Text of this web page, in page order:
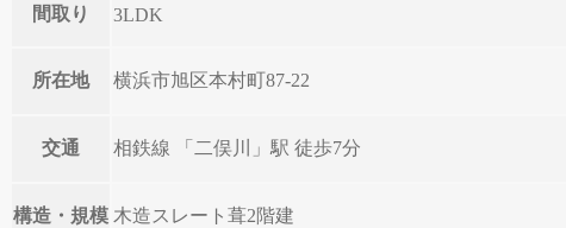
間取り 3LDK
所在地 横浜市旭区本村町87-22
交通 相鉄線 「二俣川」駅 徒歩7分
構造・規模 木造スレート葺2階建